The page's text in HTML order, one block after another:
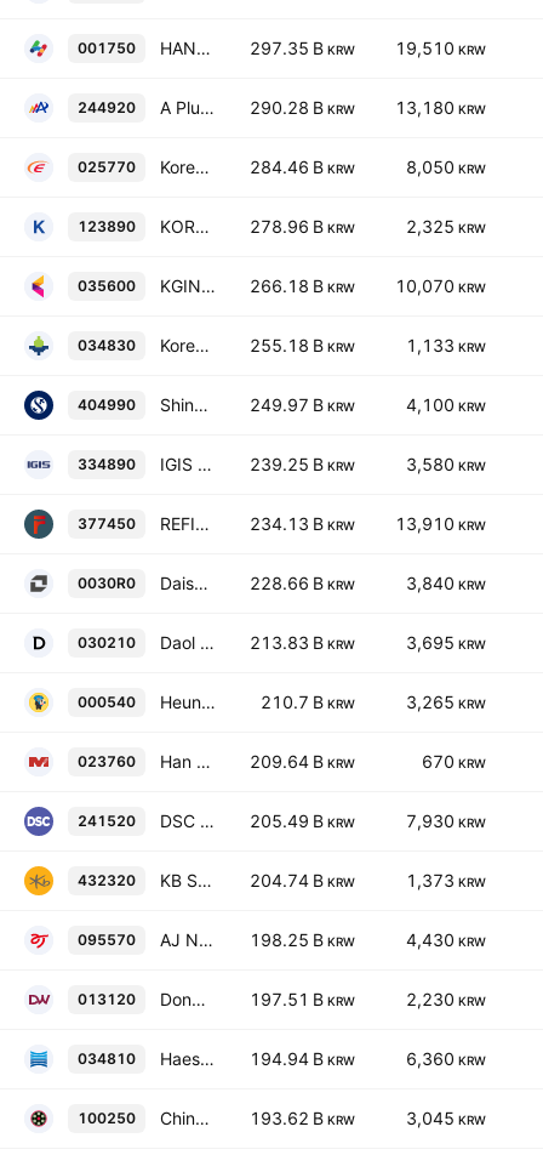
001750 HANYANG SECURITIES Co., Ltd. 297.35 B KRW 19,510 KRW
244920 A Plus Asset Advisor Co., Ltd. 290.28 B KRW 13,180 KRW
025770 Korea Information & Communication Co., Ltd. 284.46 B KRW 8,050 KRW
123890 KOREA ASSET IN TRUST CO. LTD 278.96 B KRW 2,325 KRW
035600 KGINICIS Co., Ltd. 266.18 B KRW 10,070 KRW
034830 Korea Real Estate Investment Trust Co., Ltd. 255.18 B KRW 1,133 KRW
404990 Shinhan Seobu T&D REIT Co., Ltd. 249.97 B KRW 4,100 KRW
334890 IGIS Value Plus REIT Co., Ltd. 239.25 B KRW 3,580 KRW
377450 REFINE Co., Ltd. 234.13 B KRW 13,910 KRW
0030R0 Daishin Value Reit Co Ltd 228.66 B KRW 3,840 KRW
030210 Daol Investment & Securities Co., Ltd. 213.83 B KRW 3,695 KRW
000540 Heungkuk Fire & Marine Insurance Co., Ltd 210.7 B KRW 3,265 KRW
023760 Han Kook Capital Co., Ltd. 209.64 B KRW 670 KRW
241520 DSC INVESTMENT INC. 205.49 B KRW 7,930 KRW
432320 KB STAR REIT 204.74 B KRW 1,373 KRW
095570 AJ Networks Co., Ltd. 198.25 B KRW 4,430 KRW
013120 Dongwon Development Co., Ltd. 197.51 B KRW 2,230 KRW
034810 Haesung Industrial Co., Ltd 194.94 B KRW 6,360 KRW
100250 Chinyang Holdings Corporation 193.62 B KRW 3,045 KRW